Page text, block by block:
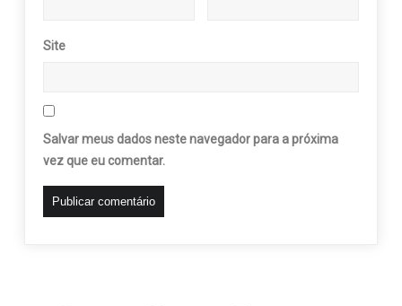
Site
Salvar meus dados neste navegador para a próxima
vez que eu comentar.